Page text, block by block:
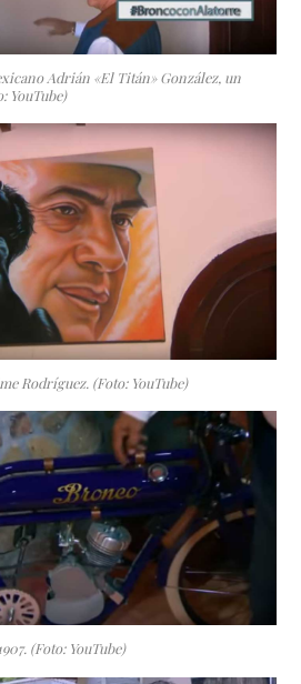
Adrián «El Titán» González, un
YouTube)
Rodríguez. (Foto: YouTube)
(Foto: YouTube)